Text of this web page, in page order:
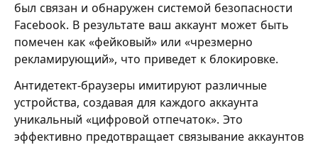
был связан и обнаружен системой безопасности
Facebook. В результате ваш аккаунт может быть
помечен как «фейковый» или «чрезмерно
рекламирующий», что приведет к блокировке.
Антидетект-браузеры имитируют различные
устройства, создавая для каждого аккаунта
уникальный «цифровой отпечаток». Это
эффективно предотвращает связывание аккаунтов